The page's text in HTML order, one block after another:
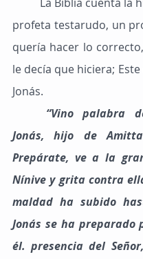
profeta testarudo, un
quería hacer lo
le decía que hiciera;
Jonás.
Jonás, hijo de
Prepárate, ve a la
Nínive y grita contra
maldad ha subido
Jonás se ha preparado
él. presencia del